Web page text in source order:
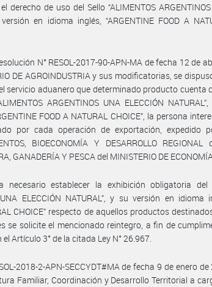
de uso del Sello “ALIMENTOS
en idioma inglés, “ARGENTINE FOOD A
N° RESOL-2017-90-APN-MA de fecha 12 de
DE AGROINDUSTRIA y sus modificatorias, se
servicio aduanero que determinado producto cuenta
ARGENTINOS UNA ELECCIÓN
FOOD A NATURAL CHOICE”, la persona
por cada operación de exportación, expedido
BIOECONOMÍA Y DESARROLLO REGIONAL
GANADERÍA Y PESCA del MINISTERIO DE
necesario establecer la exhibición obligatoria del
UNA ELECCIÓN NATURAL”, y su versión en idioma
CHOICE” respecto de aquellos productos
se solicite el mencionado reintegro, a fin de
Artículo 3° de la citada Ley N° 26.967.
2018-2-APN-SECCYDT#MA de fecha 9 de enero de
Familiar, Coordinación y Desarrollo Territorial a